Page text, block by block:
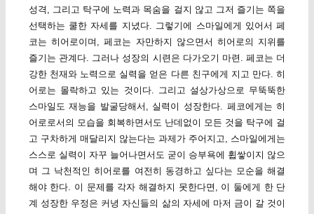
성격, 그리고 탁구에 노력과 목숨을 걸지 않고 그저 즐기는 쪽을
선택하는 쿨한 자세를 지녔다. 그렇기에 스마일에게 있어서 페
코는 히어로이며, 페코는 자만하지 않으면서 히어로의 지위를
즐기는 관계다. 그러나 성장의 시련은 다가오기 마련. 페코는 더
강한 천재와 노력으로 실력을 얻은 다른 친구에게 지고 만다. 히
어로는 몰락하고 있는 것이다. 그리고 설상가상으로 무뚝뚝한
스마일도 재능을 발굴당해서, 실력이 성장한다. 페코에게는 히
어로로서의 모습을 회복하면서도 난데없이 모든 것을 탁구에 걸
고 구차하게 매달리지 않는다는 과제가 주어지고, 스마일에게는
스스로 실력이 자꾸 늘어나면서도 굳이 승부욕에 휩쌓이지 않으
며 그 낙천적인 히어로를 여전히 동경하고 싶다는 모순을 해결
해야 한다. 이 문제를 각자 해결하지 못한다면, 이 둘에게 한 단
계 성장한 우정은 커녕 자신들의 삶의 자세에 마저 금이 갈 것이